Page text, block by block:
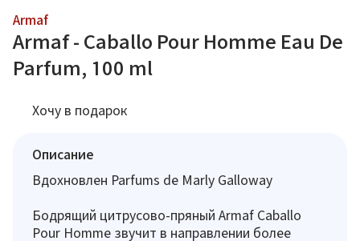
Armaf
Armaf - Caballo Pour Homme Eau De
Parfum, 100 ml
Хочу в подарок
Описание
Вдохновлен Parfums de Marly Galloway
Бодрящий цитрусово-пряный Armaf Caballo
Pour Homme звучит в направлении более